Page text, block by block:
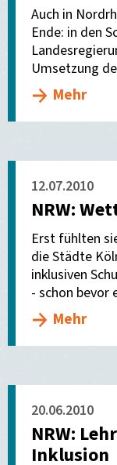
Auch in
Ende: in den
Umsetzung
Mehr
12.07.2010
NRW:
Erst fühlten
die Städte
inklusiven
- schon bevor
Mehr
20.06.2010
NRW:
Inklusion